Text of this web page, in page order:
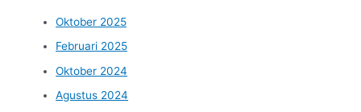
Oktober 2025
Februari 2025
Oktober 2024
Agustus 2024